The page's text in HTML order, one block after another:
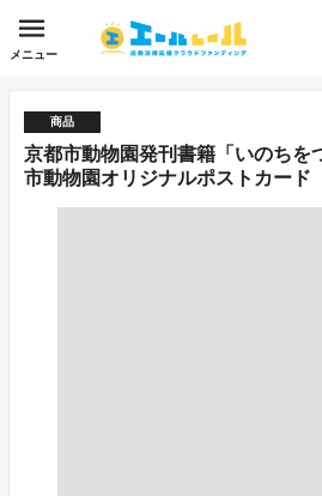
メニュー
商品
京都市動物園発刊書籍「いのちを
市動物園オリジナルポストカード